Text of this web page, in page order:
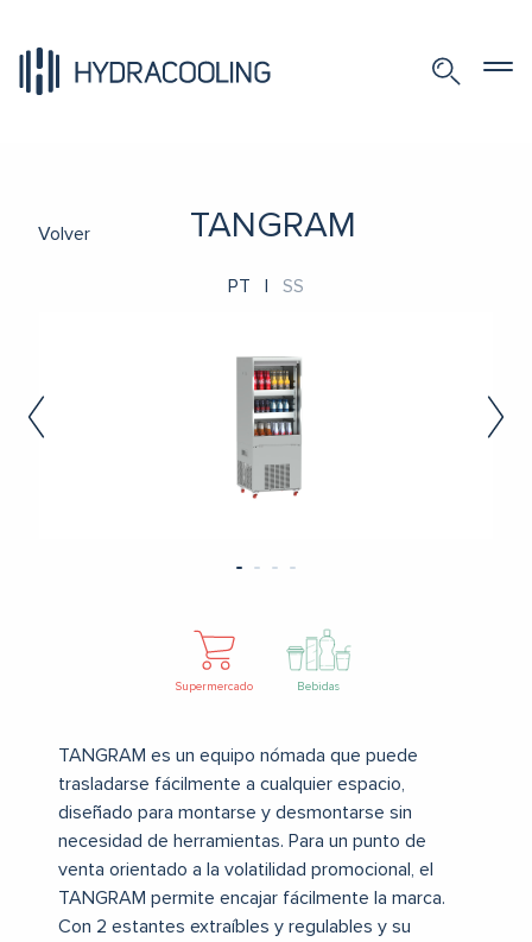
Volver TANGRAM
PT | SS
Supermercado Bebidas
TANGRAM es un equipo nómada que puede
trasladarse fácilmente a cualquier espacio,
diseñado para montarse y desmontarse sin
necesidad de herramientas. Para un punto de
venta orientado a la volatilidad promocional, el
TANGRAM permite encajar fácilmente la marca.
Con 2 estantes extraíbles y regulables y su